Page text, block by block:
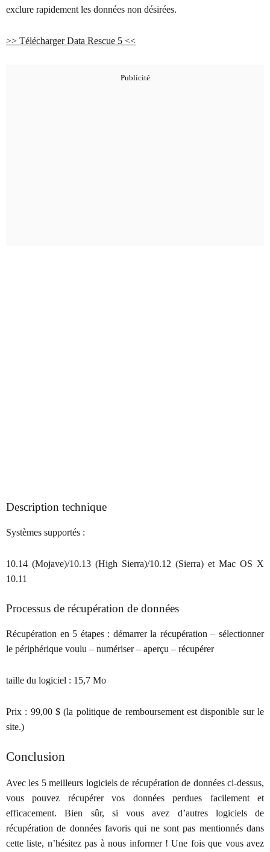
exclure rapidement les données non désirées.
>> Télécharger Data Rescue 5 <<
Description technique
Systèmes supportés :
10.14 (Mojave)/10.13 (High Sierra)/10.12 (Sierra) et Mac OS X
10.11
Processus de récupération de données
Récupération en 5 étapes : démarrer la récupération – sélectionner
le périphérique voulu – numériser – aperçu – récupérer
taille du logiciel : 15,7 Mo
Prix : 99,00 $ (la politique de remboursement est disponible sur le
site.)
Conclusion
Avec les 5 meilleurs logiciels de récupération de données ci-dessus,
vous pouvez récupérer vos données perdues facilement et
efficacement. Bien sûr, si vous avez d’autres logiciels de
récupération de données favoris qui ne sont pas mentionnés dans
cette liste, n’hésitez pas à nous informer ! Une fois que vous avez